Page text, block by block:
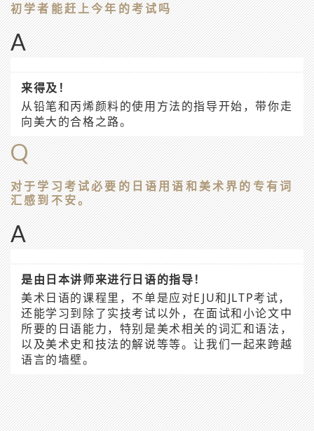
初学者能赶上今年的考试吗
A
来得及！
从铅笔和丙烯颜料的使用方法的指导开始，带你走
向美大的合格之路。
Q
对于学习考试必要的日语用语和美术界的专有词
汇感到不安。
A
是由日本讲师来进行日语的指导！
美术日语的课程里，不单是应对EJU和JLTP考试，
还能学习到除了实技考试以外，在面试和小论文中
所要的日语能力，特别是美术相关的词汇和语法，
以及美术史和技法的解说等等。让我们一起来跨越
语言的墙壁。